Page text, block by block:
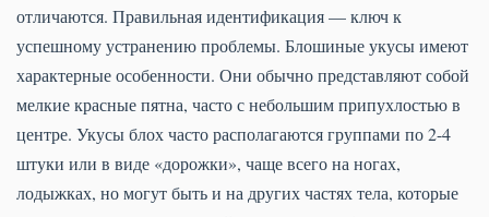
отличаются. Правильная идентификация — ключ к
успешному устранению проблемы. Блошиные укусы имеют
характерные особенности. Они обычно представляют собой
мелкие красные пятна, часто с небольшим припухлостью в
центре. Укусы блох часто располагаются группами по 2-4
штуки или в виде «дорожки», чаще всего на ногах,
лодыжках, но могут быть и на других частях тела, которые